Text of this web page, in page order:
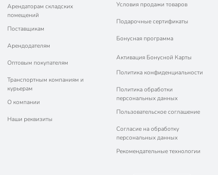
Арендаторам складских
помещений
Поставщикам
Арендодателям
Оптовым покупателям
Транспортным компаниям и
курьерам
О компании
Наши реквизиты
Условия продажи товаров
Подарочные сертификаты
Бонусная программа
Активация Бонусной Карты
Политика конфиденциальности
Политика обработки
персональных данных
Пользовательское соглашение
Согласие на обработку
персональных данных
Рекомендательные технологии